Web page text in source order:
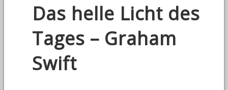
Das helle Licht des
Tages – Graham
Swift